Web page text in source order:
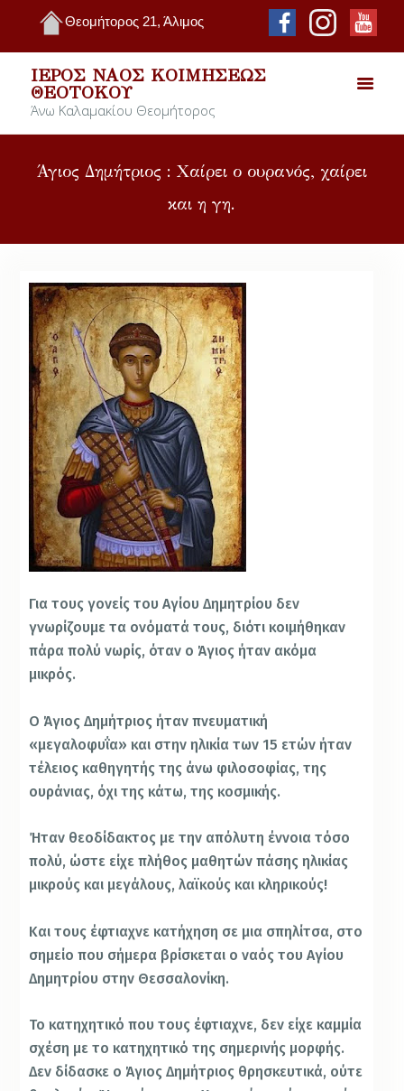
Θεομήτορος 21, Άλιμος
ΙΕΡΌΣ ΝΑΌΣ ΚΟΙΜΉΣΕΩΣ
ΘΕΟΤΌΚΟΥ
Άνω Καλαμακίου Θεομήτορος
Άγιος Δημήτριος : Χαίρει ο ουρανός, χαίρει
και η γη.
Για τους γονείς του Αγίου Δημητρίου δεν
γνωρίζουμε τα ονόματά τους, διότι κοιμήθηκαν
πάρα πολύ νωρίς, όταν ο Άγιος ήταν ακόμα
μικρός.
Ο Άγιος Δημήτριος ήταν πνευματική
«μεγαλοφυΐα» και στην ηλικία των 15 ετών ήταν
τέλειος καθηγητής της άνω φιλοσοφίας, της
ουράνιας, όχι της κάτω, της κοσμικής.
Ήταν θεοδίδακτος με την απόλυτη έννοια τόσο
πολύ, ώστε είχε πλήθος μαθητών πάσης ηλικίας
μικρούς και μεγάλους, λαϊκούς και κληρικούς!
Και τους έφτιαχνε κατήχηση σε μια σπηλίτσα, στο
σημείο που σήμερα βρίσκεται ο ναός του Αγίου
Δημητρίου στην Θεσσαλονίκη.
Το κατηχητικό που τους έφτιαχνε, δεν είχε καμμία
σχέση με το κατηχητικό της σημερινής μορφής.
Δεν δίδασκε ο Άγιος Δημήτριος θρησκευτικά, ούτε